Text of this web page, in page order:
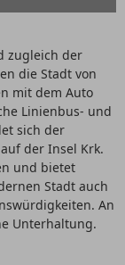
zugleich der
die Stadt von
mit dem Auto
Linienbus- und
sich der
der Insel Krk.
und bietet
Stadt auch
An
Unterhaltung.